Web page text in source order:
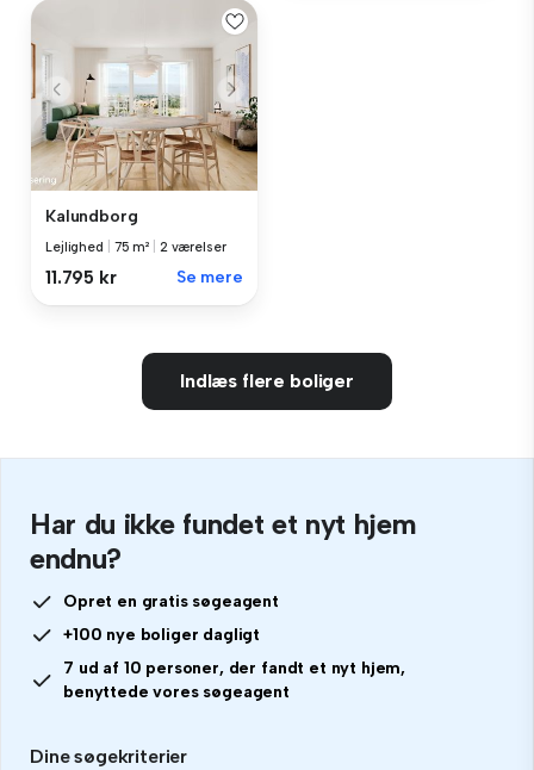
Kalundborg
Lejlighed 75 m² 2 værelser
11.795 kr Se mere
Indlæs flere boliger
Har du ikke fundet et nyt hjem
endnu?
Opret en gratis søgeagent
+100 nye boliger dagligt
7 ud af 10 personer, der fandt et nyt hjem,
benyttede vores søgeagent
Dine søgekriterier